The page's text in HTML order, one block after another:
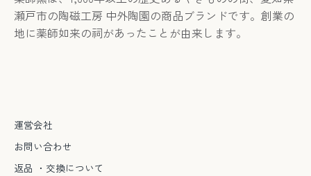
瀬戸市の陶磁工房 中外陶園の商品ブランドです。創業の
地に薬師如来の祠があったことが由来します。
運営会社
お問い合わせ
返品 ・交換について